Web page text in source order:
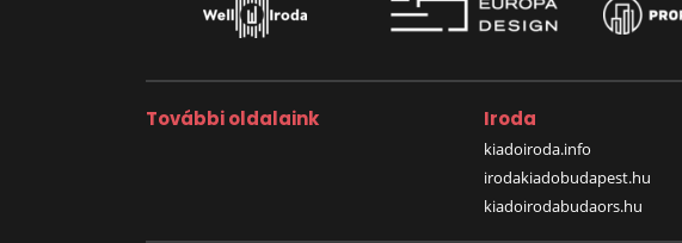
További oldalaink Iroda
kiadoiroda.info
irodakiadobudapest.hu
kiadoirodabudaors.hu